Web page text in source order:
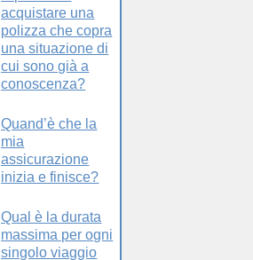
acquistare una
polizza che copra
una situazione di
cui sono già a
conoscenza?
Quand’è che la
mia
assicurazione
inizia e finisce?
Qual è la durata
massima per ogni
singolo viaggio